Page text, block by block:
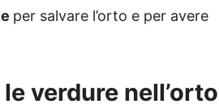
per salvare l’orto e per avere
verdure nell’orto